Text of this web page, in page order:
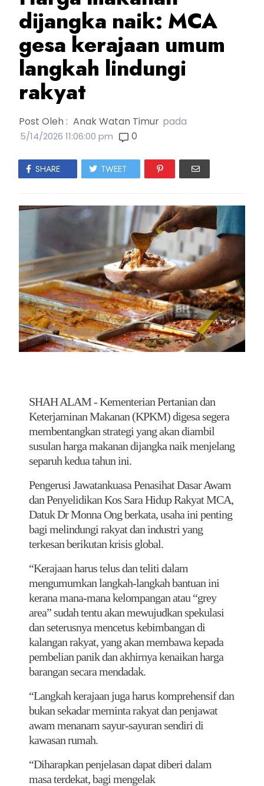
dijangka naik: MCA
gesa kerajaan umum
langkah lindungi
rakyat
Post Oleh : Anak Watan Timur pada
5/14/2026 11:06:00 pm 0
SHARE TWEET
SHAH ALAM - Kementerian Pertanian dan
Keterjaminan Makanan (KPKM) digesa segera
membentangkan strategi yang akan diambil
susulan harga makanan dijangka naik menjelang
separuh kedua tahun ini.
Pengerusi Jawatankuasa Penasihat Dasar Awam
dan Penyelidikan Kos Sara Hidup Rakyat MCA,
Datuk Dr Monna Ong berkata, usaha ini penting
bagi melindungi rakyat dan industri yang
terkesan berikutan krisis global.
“Kerajaan harus telus dan teliti dalam
mengumumkan langkah-langkah bantuan ini
kerana mana-mana kelompangan atau “grey
area” sudah tentu akan mewujudkan spekulasi
dan seterusnya mencetus kebimbangan di
kalangan rakyat, yang akan membawa kepada
pembelian panik dan akhirnya kenaikan harga
barangan secara mendadak.
“Langkah kerajaan juga harus komprehensif dan
bukan sekadar meminta rakyat dan penjawat
awam menanam sayur-sayuran sendiri di
kawasan rumah.
“Diharapkan penjelasan dapat diberi dalam
masa terdekat, bagi mengelak